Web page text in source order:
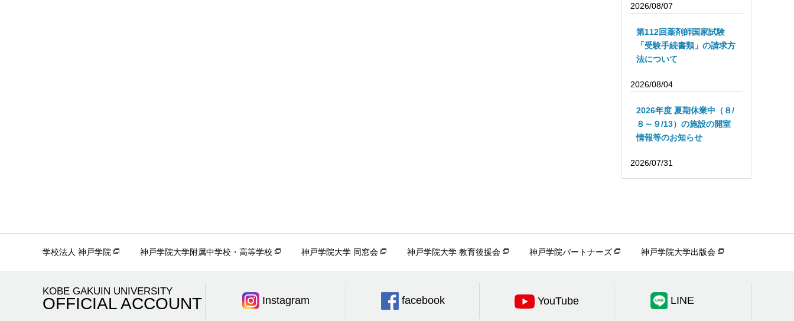
2026/08/07
第112回薬剤師国家試験
「受験手続書類」の請求方
法について
2026/08/04
2026年度 夏期休業中（８/
８～９/13）の施設の開室
情報等のお知らせ
2026/07/31
学校法人 神戸学院 神戸学院大学附属中学校・高等学校 神戸学院大学 同窓会 神戸学院大学 教育後援会 神戸学院パートナーズ 神戸学院大学出版会
KOBE GAKUIN UNIVERSITY
OFFICIAL ACCOUNT Instagram facebook YouTube LINE